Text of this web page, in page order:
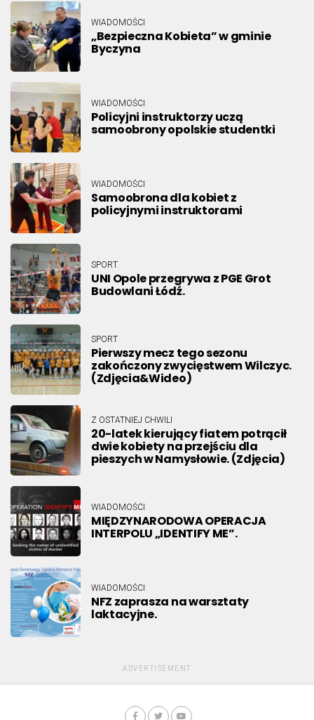
WIADOMOŚCI
„Bezpieczna Kobieta” w gminie
Byczyna
WIADOMOŚCI
Policyjni instruktorzy uczą
samoobrony opolskie studentki
WIADOMOŚCI
Samoobrona dla kobiet z
policyjnymi instruktorami
SPORT
UNI Opole przegrywa z PGE Grot
Budowlani Łódź.
SPORT
Pierwszy mecz tego sezonu
zakończony zwycięstwem Wilczyc.
(Zdjęcia&Wideo)
Z OSTATNIEJ CHWILI
20-latek kierujący fiatem potrącił
dwie kobiety na przejściu dla
pieszych w Namysłowie. (Zdjęcia)
WIADOMOŚCI
MIĘDZYNARODOWA OPERACJA
INTERPOLU „IDENTIFY ME”.
WIADOMOŚCI
NFZ zaprasza na warsztaty
laktacyjne.
ADVERTISEMENT